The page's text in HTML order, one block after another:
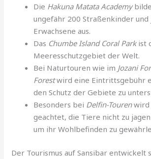
Die Hakuna Matata Academy
ungefähr 200 Straßenkinder und
Erwachsene aus.
Das Chumbe Island Coral Parkist
Meeresschutzgebiet der Welt.
Bei Naturtouren wie im Jozani
Forestwird eine Eintrittsgebühr
den Schutz der Gebiete zu
Besonders bei Delfin-Tourenwird
geachtet, die Tiere nicht zu
um ihr Wohlbefinden zu
Der Tourismus auf Sansibar entwickelt